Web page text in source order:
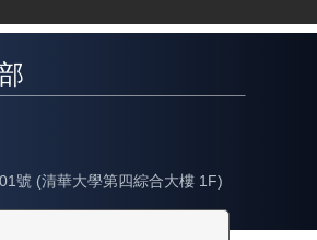
號 (清華大學第四綜合大樓 1F)